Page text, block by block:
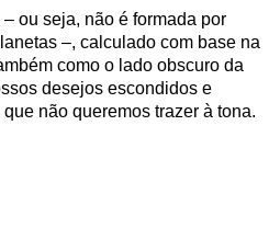
ou seja, não é formada por
–, calculado com base na
como o lado obscuro da
desejos escondidos e
não queremos trazer à tona.